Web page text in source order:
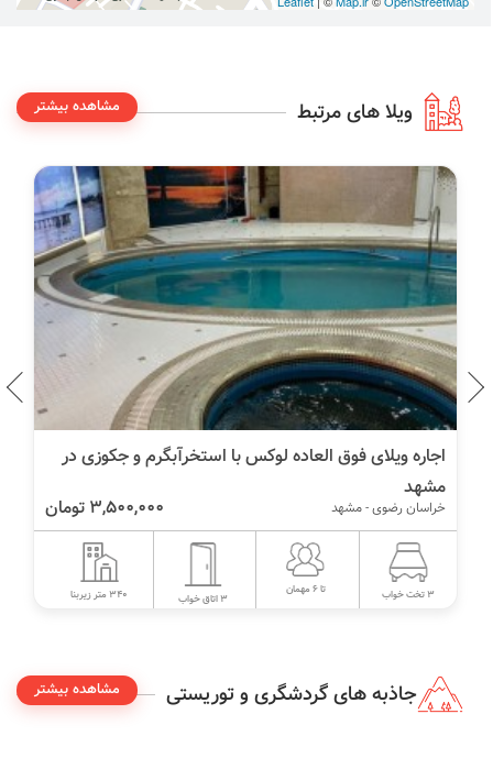
ویلا های مرتبط مشاهده بیشتر
اجاره ویلای فوق العاده لوکس با استخرآبگرم و جکوزی در
مشهد
3,500,000 تومان خراسان رضوی - مشهد
3 تخت خواب تا 6 مهمان
3 اتاق خواب 340 متر زیربنا
جاذبه های گردشگری و توریستی مشاهده بیشتر